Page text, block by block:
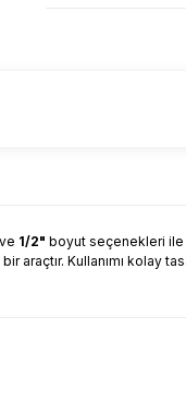
ve 1/2" boyut seçenekleri ile
Kullanımı kolay